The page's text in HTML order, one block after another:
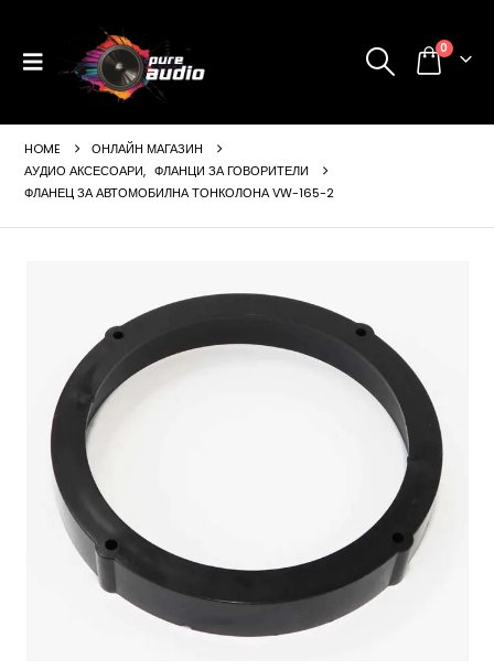
0
HOME
ОНЛАЙН МАГАЗИН
АУДИО АКСЕСОАРИ, ФЛАНЦИ ЗА ГОВОРИТЕЛИ
ФЛАНЕЦ ЗА АВТОМОБИЛНА ТОНКОЛОНА VW-165-2